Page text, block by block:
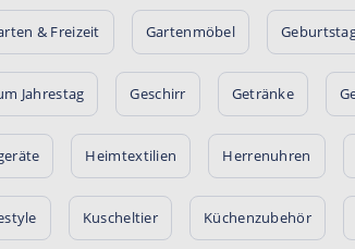
& Freizeit Gartenmöbel
Jahrestag Geschirr Getränke
Heimtextilien Herrenuhren
Kuscheltier Küchenzubehör